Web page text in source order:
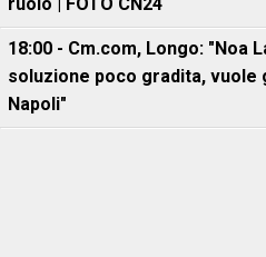
ruolo | FOTO CN24
18:00 - Cm.com, Longo: "Noa
soluzione poco gradita, vuole
Napoli"